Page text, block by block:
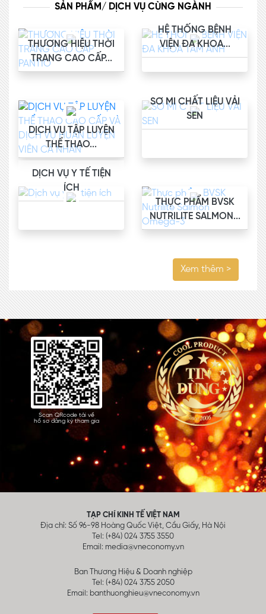
SẢN PHẨM/ DỊCH VỤ CÙNG NGÀNH
THƯƠNG HIỆU THỜI
TRANG CAO CẤP...
HỆ THỐNG BỆNH
VIỆN ĐA KHOA...
DỊCH VỤ TẬP LUYỆN
THỂ THAO...
SƠ MI CHẤT LIỆU VẢI
SEN
DỊCH VỤ Y TẾ TIỆN
ÍCH
THỰC PHẨM BVSK
NUTRILITE SALMON...
Xem thêm >
Scan QRcode tải về
hồ sơ đăng ký tham gia
TẠP CHÍ KINH TẾ VIỆT NAM
Địa chỉ: Số 96-98 Hoàng Quốc Việt, Cầu Giấy, Hà Nội
Tel: (+84) 024 3755 3550
Email: media@vneconomy.vn
Ban Thương Hiệu & Doanh nghiệp
Tel: (+84) 024 3755 2050
Email: banthuonghieu@vneconomy.vn